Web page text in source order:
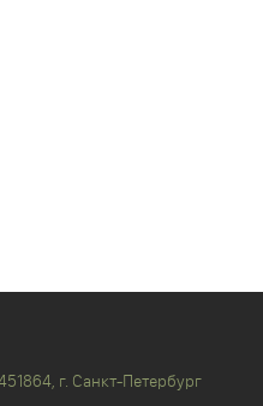
г. Санкт-Петербург